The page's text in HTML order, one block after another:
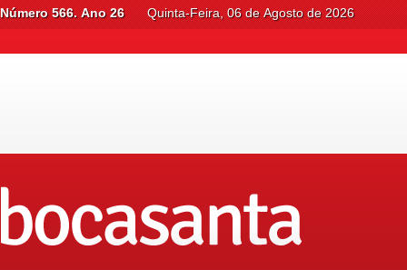
Número 566. Ano 26 Quinta-Feira, 06 de Agosto de 2026